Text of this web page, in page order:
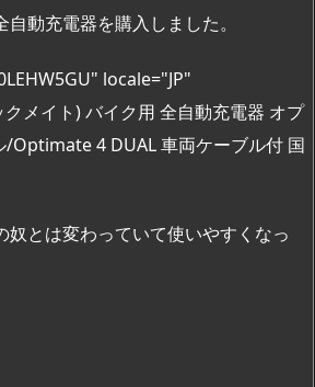
動充電器を購入しました。
locale="JP"
メイト) バイク用 全自動充電器 オプ
/Optimate 4 DUAL 車両ケーブル付 国
奴とは変わっていて使いやすくなっ